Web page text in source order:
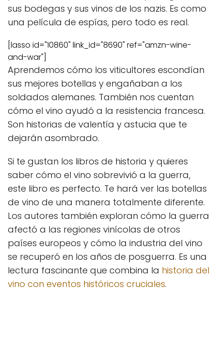
sus bodegas y sus vinos de los nazis. Es como
una película de espías, pero todo es real.
[lasso id="10860" link_id="8690" ref="amzn-wine-
and-war"]
Aprendemos cómo los viticultores escondían
sus mejores botellas y engañaban a los
soldados alemanes. También nos cuentan
cómo el vino ayudó a la resistencia francesa.
Son historias de valentía y astucia que te
dejarán asombrado.
Si te gustan los libros de historia y quieres
saber cómo el vino sobrevivió a la guerra,
este libro es perfecto. Te hará ver las botellas
de vino de una manera totalmente diferente.
Los autores también exploran cómo la guerra
afectó a las regiones vinícolas de otros
países europeos y cómo la industria del vino
se recuperó en los años de posguerra. Es una
lectura fascinante que combina la historia del
vino con eventos históricos cruciales.